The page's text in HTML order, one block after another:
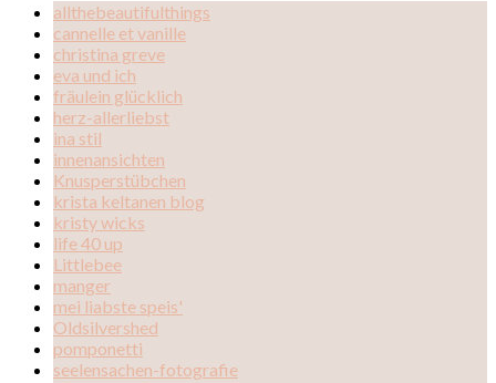
allthebeautifulthings
cannelle et vanille
christina greve
eva und ich
fräulein glücklich
herz-allerliebst
ina stil
innenansichten
Knusperstübchen
krista keltanen blog
kristy wicks
life 40 up
Littlebee
manger
mei liabste speis'
Oldsilvershed
pomponetti
seelensachen-fotografie